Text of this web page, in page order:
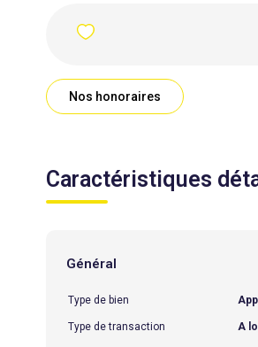
Nos honoraires
Caractéristiques
Général
Type de bien
Type de transaction A